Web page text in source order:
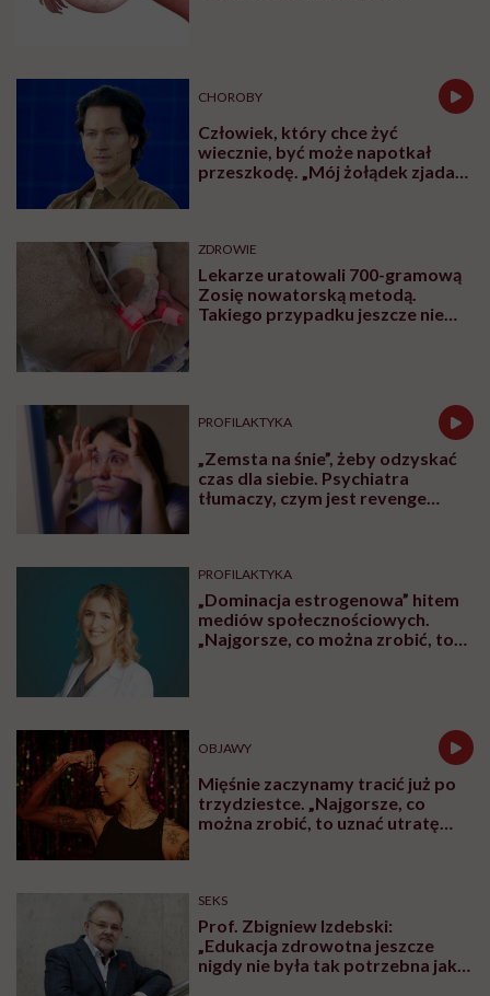
CHOROBY
Człowiek, który chce żyć
wiecznie, być może napotkał
przeszkodę. „Mój żołądek zjada
ZDROWIE
Lekarze uratowali 700-gramową
Zosię nowatorską metodą.
Takiego przypadku jeszcze nie
PROFILAKTYKA
„Zemsta na śnie”, żeby odzyskać
czas dla siebie. Psychiatra
tłumaczy, czym jest revenge
PROFILAKTYKA
„Dominacja estrogenowa” hitem
mediów społecznościowych.
„Najgorsze, co można zrobić, to
OBJAWY
Mięśnie zaczynamy tracić już po
trzydziestce. „Najgorsze, co
można zrobić, to uznać utratę
SEKS
Prof. Zbigniew Izdebski:
„Edukacja zdrowotna jeszcze
nigdy nie była tak potrzebna jak